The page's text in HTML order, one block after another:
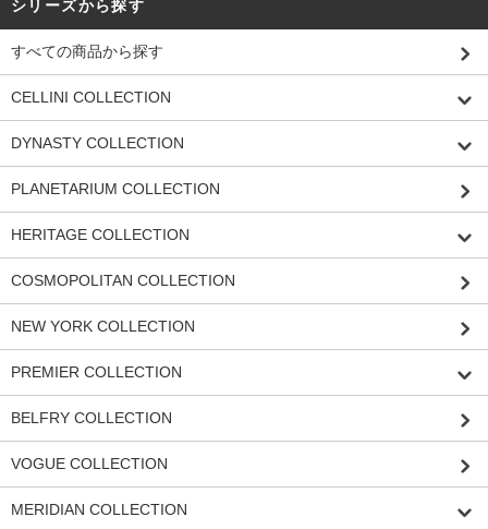
シリーズから探す
すべての商品から探す
CELLINI COLLECTION
DYNASTY COLLECTION
PLANETARIUM COLLECTION
HERITAGE COLLECTION
COSMOPOLITAN COLLECTION
NEW YORK COLLECTION
PREMIER COLLECTION
BELFRY COLLECTION
VOGUE COLLECTION
MERIDIAN COLLECTION